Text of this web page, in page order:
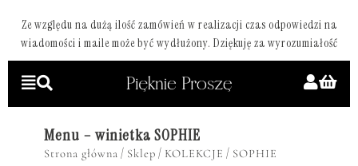
Ze względu na dużą ilość zamówień w realizacji czas odpowiedzi na
wiadomości i maile może być wydłużony. Dziękuję za wyrozumiałość
Menu – winietka SOPHIE
Strona główna / Sklep / KOLEKCJE / SOPHIE